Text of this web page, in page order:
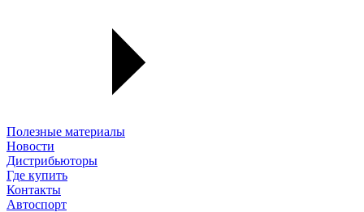
Полезные материалы
Новости
Дистрибьюторы
Где купить
Контакты
Автоспорт